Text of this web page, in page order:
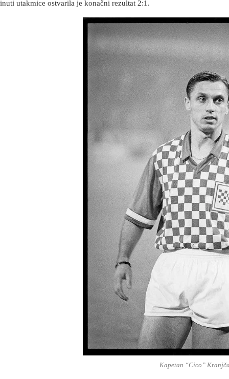
utakmice ostvarila je konačni rezultat 2:1.
Kapetan “Cico”